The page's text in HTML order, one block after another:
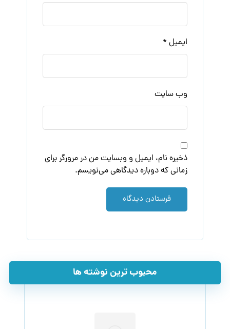
ایمیل *
وب‌ سایت
ذخیره نام، ایمیل و وبسایت من در مرورگر برای
زمانی که دوباره دیدگاهی می‌نویسم.
فرستادن دیدگاه
محبوب ترین نوشته ها